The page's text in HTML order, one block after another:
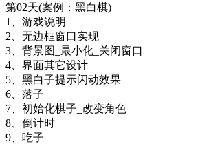
第02天(案例：黑白棋)
1、游戏说明
2、无边框窗口实现
3、背景图_最小化_关闭窗口
4、界面其它设计
5、黑白子提示闪动效果
6、落子
7、初始化棋子_改变角色
8、倒计时
9、吃子